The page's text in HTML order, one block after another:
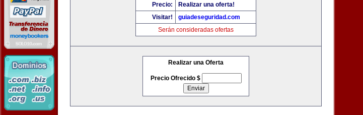
Precio:
Realizar una oferta!
Visitar!
guiadeseguridad.com
Serán consideradas ofertas
Realizar una Oferta
Precio Ofrecido $